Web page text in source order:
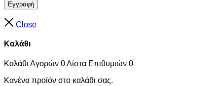
Εγγραφή
Close
Καλάθι
Καλάθι Αγορών 0Λίστα Επιθυμιών 0
Κανένα προϊόν στο καλάθι σας.